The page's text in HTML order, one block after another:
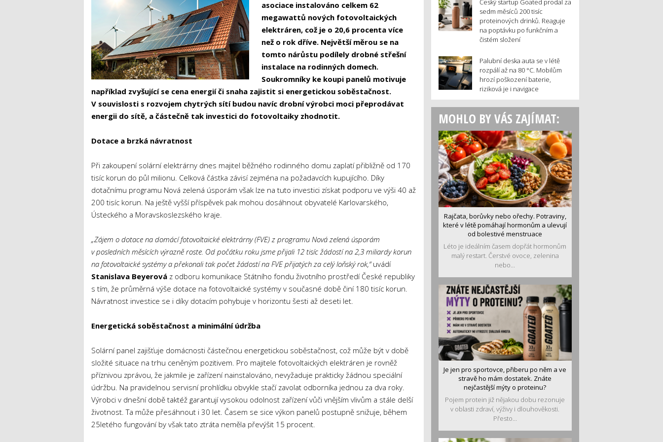
asociace instalováno celkem 62
megawattů nových fotovoltaických
elektráren, což je o 20,6 procenta více
než o rok dříve. Největší měrou se na
tomto nárůstu podílely drobné střešní
instalace na rodinných domech.
Soukromníky ke koupi panelů motivuje
například zvyšující se cena energií či snaha zajistit si energetickou soběstačnost.
V souvislosti s rozvojem chytrých sítí budou navíc drobní výrobci moci přeprodávat
energii do sítě, a částečně tak investici do fotovoltaiky zhodnotit.
Dotace a brzká návratnost
Při zakoupení solární elektrárny dnes majitel běžného rodinného domu zaplatí přibližně od 170
tisíc korun do půl milionu. Celková částka závisí zejména na požadavcích kupujícího. Díky
dotačnímu programu Nová zelená úsporám však lze na tuto investici získat podporu ve výši 40 až
200 tisíc korun. Na ještě vyšší příspěvek pak mohou dosáhnout obyvatelé Karlovarského,
Ústeckého a Moravskoslezského kraje.
„Zájem o dotace na domácí fotovoltaické elektrárny (FVE) z programu Nová zelená úsporám
v posledních měsících výrazně roste. Od počátku roku jsme přijali 12 tisíc žádostí na 2,3 miliardy korun
na fotovoltaické systémy a překonali tak počet žádostí na FVE přijatých za celý loňský rok,“uvádí
Stanislava Beyerováz odboru komunikace Státního fondu životního prostředí České republiky
s tím, že průměrná výše dotace na fotovoltaické systémy v současné době činí 180 tisíc korun.
Návratnost investice se i díky dotacím pohybuje v horizontu šesti až deseti let.
Energetická soběstačnost a minimální údržba
Solární panel zajišťuje domácnosti částečnou energetickou soběstačnost, což může být v době
složité situace na trhu ceněným pozitivem. Pro majitele fotovoltaických elektráren je rovněž
příznivou zprávou, že jakmile je zařízení nainstalováno, nevyžaduje prakticky žádnou speciální
údržbu. Na pravidelnou servisní prohlídku obvykle stačí zavolat odborníka jednou za dva roky.
Výrobci v dnešní době taktéž garantují vysokou odolnost zařízení vůči vnějším vlivům a stále delší
životnost. Ta může přesáhnout i 30 let. Časem se sice výkon panelů postupně snižuje, během
25letého fungování by však tato ztráta neměla převýšit 15 procent.
Český startup Goated prodal za
sedm měsíců 200 tisíc
proteinových drinků. Reaguje
na poptávku po funkčním a
čistém složení
Palubní deska auta se v létě
rozpálí až na 80 °C. Mobilům
hrozí poškození baterie,
riziková je i navigace
MOHLO BY VÁS ZAJÍMAT:
Rajčata, borůvky nebo ořechy. Potraviny,
které v létě pomáhají hormonům a ulevují
od bolestivé menstruace
Léto je ideálním časem dopřát hormonům
malý restart. Čerstvé ovoce, zelenina
nebo...
Je jen pro sportovce, přiberu po něm a ve
stravě ho mám dostatek. Znáte
nejčastější mýty o proteinu?
Pojem protein již nějakou dobu rezonuje
v oblasti zdraví, výživy i dlouhověkosti.
Přesto...